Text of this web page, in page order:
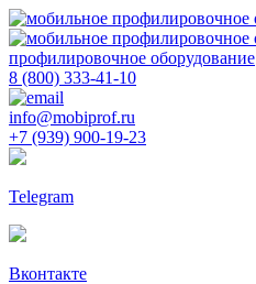
профилировочное оборудование
8 (800) 333-41-10
info@mobiprof.ru
+7 (939) 900-19-23
Telegram
Вконтакте